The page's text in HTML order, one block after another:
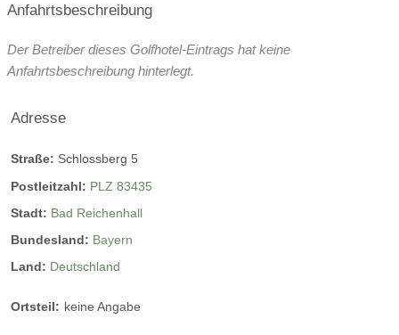
Anfahrtsbeschreibung
Der Betreiber dieses Golfhotel-Eintrags hat keine
Anfahrtsbeschreibung hinterlegt.
Adresse
Straße: Schlossberg 5
Postleitzahl: PLZ 83435
Stadt: Bad Reichenhall
Bundesland: Bayern
Land: Deutschland
Ortsteil: keine Angabe